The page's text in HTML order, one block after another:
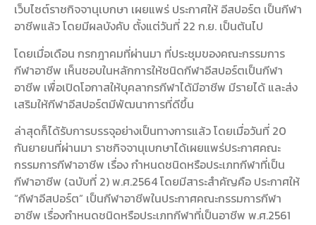
เว็บไซต์ราชกิจจานุเบกษา เผยแพร่ ประกาศให้ อีสปอร์ต เป็นกีฬา
อาชีพแล้ว โดยมีผลบังคับ ตั้งแต่วันที่ 22 ก.ย. เป็นต้นไป
โดยเมื่อเดือน กรกฎาคมที่ผ่านมา ที่ประชุมของคณะกรรมการ
กีฬาอาชีพ เห็นชอบในหลักการให้ชนิดกีฬาอีสปอร์ตเป็นกีฬา
อาชีพ เพื่อเปิดโอกาสให้บุคลากรกีฬาได้มีอาชีพ มีรายได้ และส่ง
เสริมให้กีฬาอีสปอร์ตมีพัฒนาการที่ดีขึ้น
ล่าสุดก็ได้รับการบรรจุอย่างเป็นทางการแล้ว โดยเมื่อวันที่ 20
กันยายนที่ผ่านมา ราชกิจจานุเบกษาได้เผยแพร่ประกาศคณะ
กรรมการกีฬาอาชีพ เรื่อง กำหนดชนิดหรือประเภทกีฬาที่เป็น
กีฬาอาชีพ (ฉบับที่ 2) พ.ศ.2564 โดยมีสาระสำคัญคือ ประกาศให้
“กีฬาอีสปอร์ต” เป็นกีฬาอาชีพในประกาศคณะกรรมการกีฬา
อาชีพ เรื่องกำหนดชนิดหรือประเภทกีฬาที่เป็นอาชีพ พ.ศ.2561